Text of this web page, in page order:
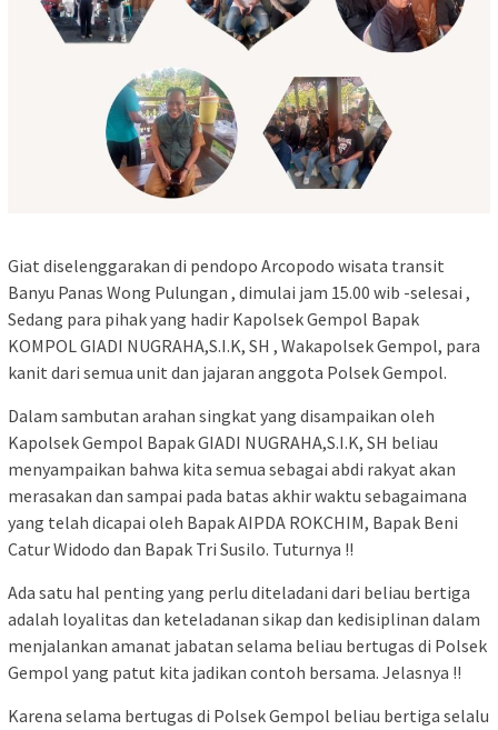
Giat diselenggarakan di pendopo Arcopodo wisata transit
Banyu Panas Wong Pulungan , dimulai jam 15.00 wib -selesai ,
Sedang para pihak yang hadir Kapolsek Gempol Bapak
KOMPOL GIADI NUGRAHA,S.I.K, SH , Wakapolsek Gempol, para
kanit dari semua unit dan jajaran anggota Polsek Gempol.
Dalam sambutan arahan singkat yang disampaikan oleh
Kapolsek Gempol Bapak GIADI NUGRAHA,S.I.K, SH beliau
menyampaikan bahwa kita semua sebagai abdi rakyat akan
merasakan dan sampai pada batas akhir waktu sebagaimana
yang telah dicapai oleh Bapak AIPDA ROKCHIM, Bapak Beni
Catur Widodo dan Bapak Tri Susilo. Tuturnya !!
Ada satu hal penting yang perlu diteladani dari beliau bertiga
adalah loyalitas dan keteladanan sikap dan kedisiplinan dalam
menjalankan amanat jabatan selama beliau bertugas di Polsek
Gempol yang patut kita jadikan contoh bersama. Jelasnya !!
Karena selama bertugas di Polsek Gempol beliau bertiga selalu